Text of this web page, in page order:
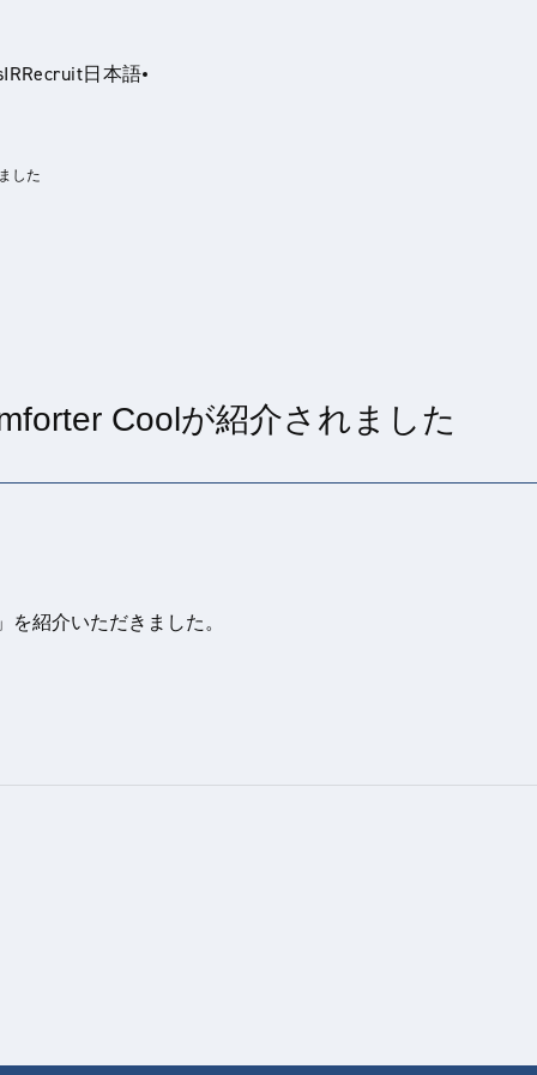
IRRecruit日本語
した
Coolが紹介されました
紹介いただきました。